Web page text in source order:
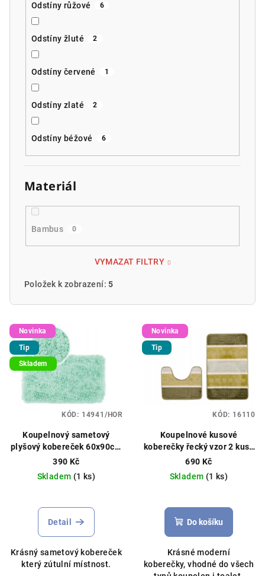
Odstíny růžové 6
Odstíny žluté 2
Odstíny červené 1
Odstíny zlaté 2
Odstíny béžové 6
Materiál
Bambus 0
VYMAZAT FILTRY
Položek k zobrazení:5
V
ý
p
d
Novinka
Tip
Skladem
Koupelnový sametový
plyšový kobereček 60x90cm
různé barvy
390 Kč
Skladem (1 ks)
Detail
Krásný sametový kobereček
který zútulní místnost.
KÓD: 14941/HOR
Novinka
Tip
Koupelnové kusové
koberečky řecký vzor 2 kusy
50x80/40x50cm zelený
690 Kč
Skladem (1 ks)
Do košíku
Krásné moderní
koberečky, vhodné do všech
KÓD: 16110